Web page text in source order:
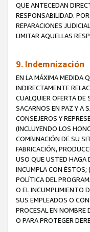
QUE ANTECEDAN
RESPONSABILIDAD.
REPARACIONES
LIMITAR AQUELLAS
9. Indemnización
EN LA MÁXIMA MEDIDA
INDIRECTAMENTE
CUALQUIER OFERTA DE
SACARNOS EN PAZ Y A
CONSEJEROS Y
(INCLUYENDO LOS
COMBINACIÓN DE SU
FABRICACIÓN,
USO QUE USTED HAGA
INCUMPLA CON ÉSTOS;
POLÍTICA DEL
O EL INCUMPLIMIENTO
SUS EMPLEADOS O
PROCESAL EN NOMBRE
O PARA PROTEGER